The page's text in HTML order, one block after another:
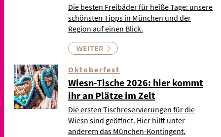
Die besten Freibäder für heiße Tage: unsere
schönsten Tipps in München und der
Region auf einen Blick.
WEITER
Oktoberfest
Wiesn-Tische 2026: hier kommt
ihr an Plätze im Zelt
Die ersten Tischreservierungen für die
Wiesn sind geöffnet. Hier hilft unter
anderem das München-Kontingent.